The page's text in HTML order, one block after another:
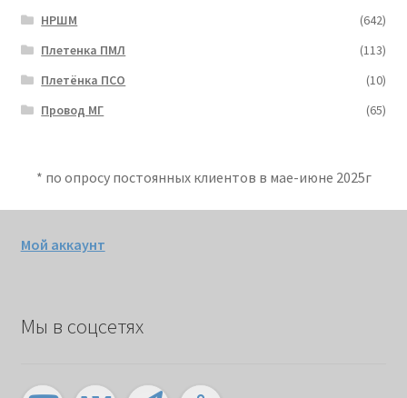
НРШМ
(642)
Плетенка ПМЛ
(113)
Плетёнка ПСО
(10)
Провод МГ
(65)
* по опросу постоянных клиентов в мае-июне 2025г
Мой аккаунт
Мы в соцсетях